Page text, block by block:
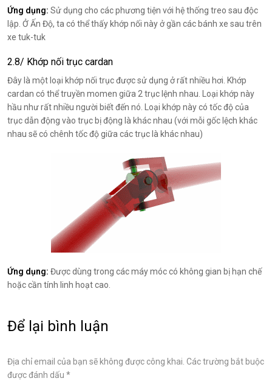
Ứng dụng: Sử dụng cho các phương tiện với hệ thống treo sau độc
lập. Ở Ấn Độ, ta có thể thấy khớp nối này ở gần các bánh xe sau trên
xe tuk-tuk
2.8/ Khớp nối trục cardan
Đây là một loại khớp nối trục được sử dụng ở rất nhiều hơi. Khớp
cardan có thể truyền momen giữa 2 trục lệnh nhau. Loại khớp này
hầu như rất nhiều người biết đến nó. Loại khớp này có tốc độ của
trục dẫn động vào trục bị động là khác nhau (với mỗi gốc lệch khác
nhau sẽ có chênh tốc độ giữa các trục là khác nhau)
Ứng dụng: Được dùng trong các máy móc có không gian bị hạn chế
hoặc cần tính linh hoạt cao.
Để lại bình luận
Địa chỉ email của bạn sẽ không được công khai. Các trường bắt buộc
được đánh dấu *